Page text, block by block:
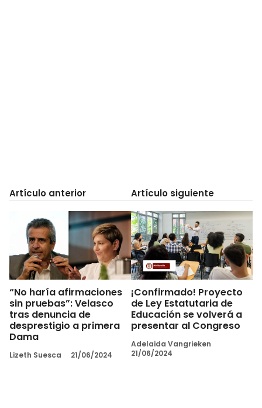
Artículo anterior
“No haría afirmaciones
sin pruebas”: Velasco
tras denuncia de
desprestigio a primera
Dama
Lizeth Suesca 21/06/2024
Artículo siguiente
¡Confirmado! Proyecto
de Ley Estatutaria de
Educación se volverá a
presentar al Congreso
Adelaida Vangrieken
21/06/2024